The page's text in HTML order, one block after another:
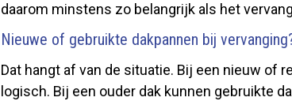
daarom minstens zo belangrijk als het
Nieuwe of gebruikte dakpannen bij
Dat hangt af van de situatie. Bij een nieuw of
logisch. Bij een ouder dak kunnen gebruikte